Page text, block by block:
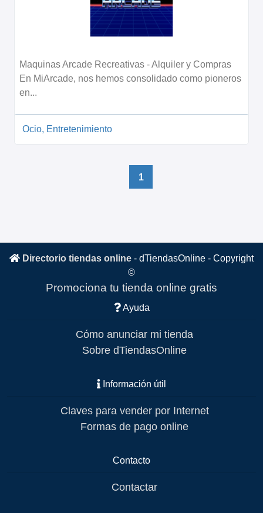
Maquinas Arcade Recreativas - Alquiler y Compras
En MiArcade, nos hemos consolidado como pioneros
en...
Ocio, Entretenimiento
1
Directorio tiendas online - dTiendasOnline - Copyright
©
Promociona tu tienda online gratis
Ayuda
Cómo anunciar mi tienda
Sobre dTiendasOnline
Información útil
Claves para vender por Internet
Formas de pago online
Contacto
Contactar